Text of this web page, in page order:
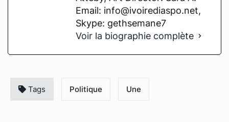
Email: info@ivoirediaspo.net,
Skype: gethsemane7
Voir la biographie complète
Tags Politique Une